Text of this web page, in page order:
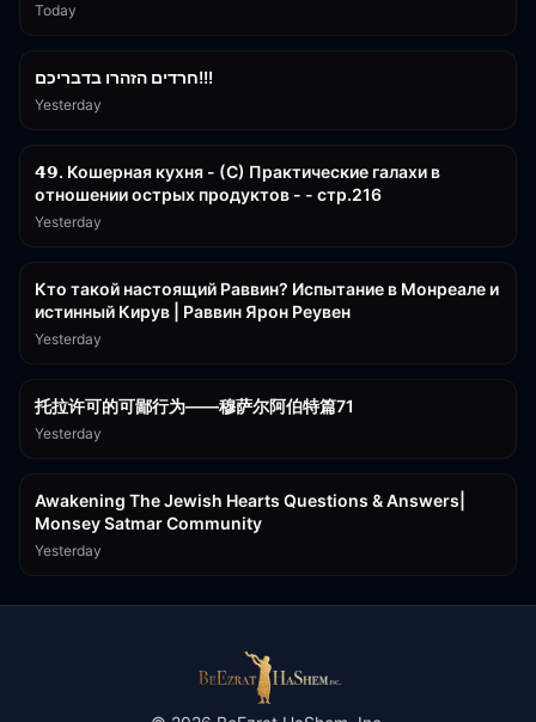
Today
חרדים הזהרו בדבריכם!!!
Yesterday
𝟰𝟵. Кошерная кухня - (С) Практические галахи в
отношении острых продуктов - - стр.216
Yesterday
Кто такой настоящий Раввин? Испытание в Монреале и
истинный Кирув | Раввин Ярон Реувен
Yesterday
托拉许可的可鄙行为——穆萨尔阿伯特篇71
Yesterday
Awakening The Jewish Hearts Questions & Answers|
Monsey Satmar Community
Yesterday